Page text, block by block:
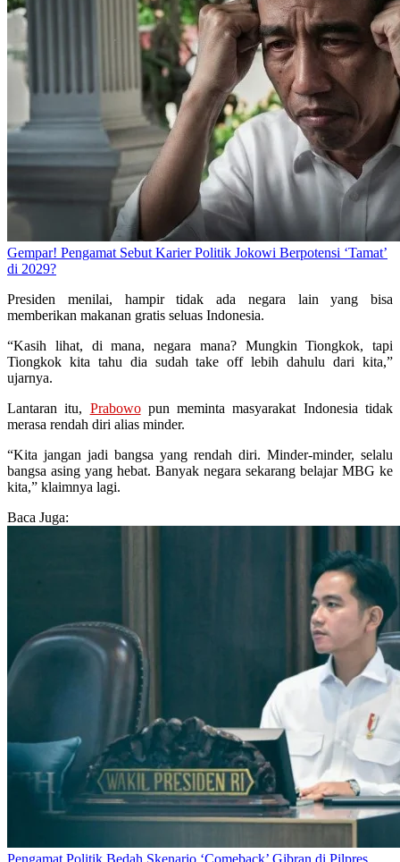
Gempar! Pengamat Sebut Karier Politik Jokowi Berpotensi ‘Tamat’
di 2029?
Presiden menilai, hampir tidak ada negara lain yang bisa
memberikan makanan gratis seluas Indonesia.
“Kasih lihat, di mana, negara mana? Mungkin Tiongkok, tapi
Tiongkok kita tahu dia sudah take off lebih dahulu dari kita,”
ujarnya.
Lantaran itu, Prabowopun meminta masyarakat Indonesia tidak
merasa rendah diri alias minder.
“Kita jangan jadi bangsa yang rendah diri. Minder-minder, selalu
bangsa asing yang hebat. Banyak negara sekarang belajar MBG ke
kita,” klaimnya lagi.
Baca Juga: